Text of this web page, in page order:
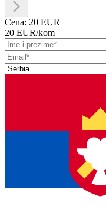
Cena: 20 EUR
20 EUR/kom